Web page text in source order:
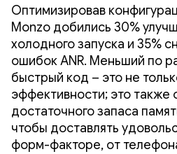
Оптимизировав
Monzo добились 30%
холодного запуска и 35%
ошибок ANR. Меньший по
быстрый код – это не
эффективности; это также
достаточного запаса
чтобы доставлять
форм-факторе, от